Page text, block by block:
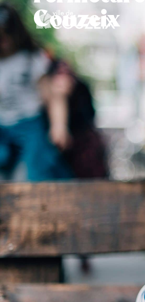
principal
Couzeix